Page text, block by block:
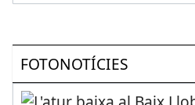
FOTONOTÍCIES